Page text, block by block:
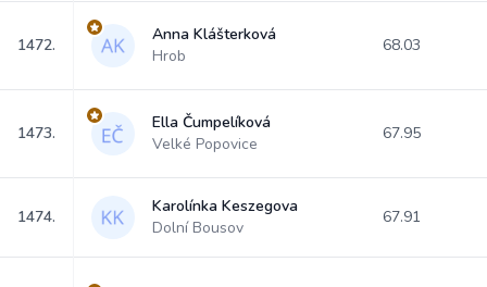
1472.
Anna Klášterková
Hrob
68.03
1473.
Ella Čumpelíková
Velké Popovice
67.95
1474.
Karolínka Keszegova
Dolní Bousov
67.91